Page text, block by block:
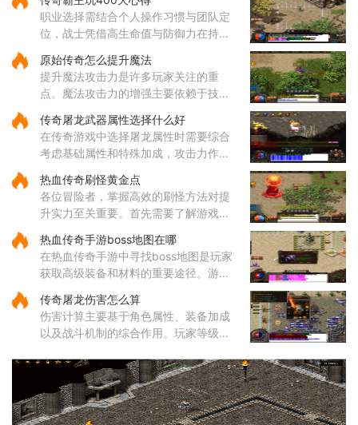
吸血效果，能够在攻击敌人的同时为自
身恢复体力，大大提升了道士
职业选择需结合个人操作习惯与团队定
位，战士凭借高生命值与防御力在持久
备高爆发特性，道士的召唤兽在继承元
婴属性后能显著提升战斗效率
原始传奇怎么提升魔法
提升魔法攻击力是许多玩家关注的重
点。魔法攻击力的增强主要依赖于技能
电术是一个核心输出技能，能够对远距
离目标造成高额伤害，因此在技
传奇屠龙武器属性选择什么好
在传奇游戏中选择屠龙属性时需要综合
考虑基础属性和特殊加成，攻击力作为
关注，它能有效提升玩家对战各类敌人
的效率。屠龙武器普遍具备较
热血传奇刷怪黄金点
各位冒险者，掌握高效的刷怪方法对提
升实力至关重要。首先需要了解游戏中
地是经验丰富的玩家经常光顾的场所，
这些地方的怪物刷新频率较高
热血传奇手游boss地图在哪
在热血传奇手游中寻找boss地图是玩家
获取高级装备和材料的重要途径。游戏
要包括矿洞、沃玛寺庙、祖玛寺庙、石
墓等地。矿洞分为不同层次，每层
传奇屠龙伤害怎么算
伤害计算主要基于角色属性、装备加成
以及战斗机制的综合作用。玩家等级和
础攻击力和技能伤害，提升等级和增加
主属性点是提高伤害的基础途